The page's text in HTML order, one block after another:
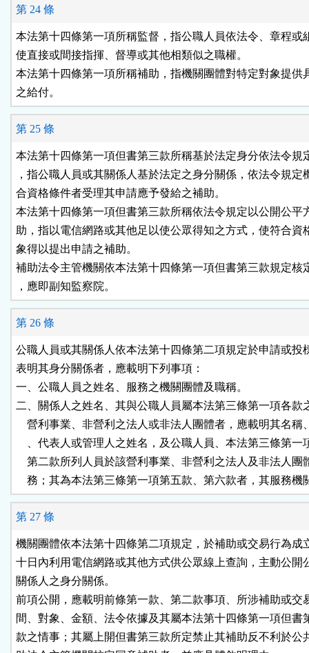
第 24 條
本法第十四條第一項所稱監督，指公職人員依法令、章程或
使直接或間接指揮、督導或其他相類似之職權。
本法第十四條第一項所稱補助，指機關團體對特定對象提供
之給付。
第 25 條
本法第十四條第一項但書第三款所稱基於法定身分依法令規
，指公職人員或其關係人基於法定之身分關係，依法令規定
合資格條件者受理其申請應予發給之補助。
本法第十四條第一項但書第三款所稱依法令規定以公開公平
助，指以電信網路或其他足以使公眾得知之方式，使符合資
象得以提出申請之補助。
補助法令主管機關依本法第十四條第一項但書第三款規定核
，應即副知監察院。
第 26 條
公職人員或其關係人依本法第十四條第二項規定於申請或投
表明其身分關係者，應載明下列事項：
一、公職人員之姓名、服務之機關團體及職稱。
二、關係人之姓名、其與公職人員屬本法第三條第一項各款
營利事業、非營利之法人或非法人團體者，應載明其名稱
、代表人或管理人之姓名，及公職人員、本法第三條第一
第二款所列人員於該營利事業、非營利之法人及非法人團
務；其為本法第三條第一項第五款、第六款者，其服務機
第 27 條
機關團體依本法第十四條第二項規定，於補助或交易行為成
十日內利用電信網路或其他方式供公眾線上查詢，主動公開
關係人之身分關係。
前項公開，應載明前條第一款、第二款事項、所涉補助或交
間、對象、金額、法令依據及其屬本法第十四條第一項但書
款之情事；其屬上開但書第三款所定禁止其補助反不利於公